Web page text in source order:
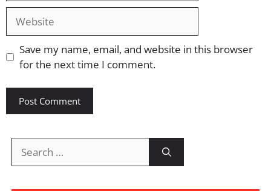
Website
Save my name, email, and website in this browser
for the next time I comment.
for: